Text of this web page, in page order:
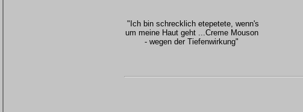
"Ich bin schrecklich etepetete, wenn's
um meine Haut geht ...Creme Mouson
- wegen der Tiefenwirkung"